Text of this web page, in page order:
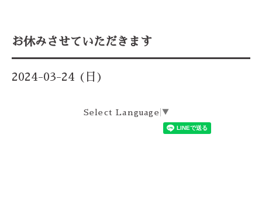
お休みさせていただきます
2024-03-24 (日)
Select Language ▼